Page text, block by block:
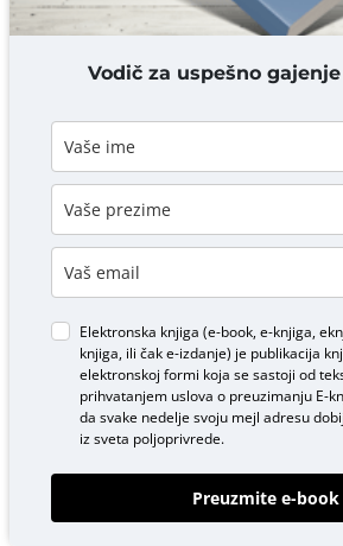
DODAJ
Vodič za uspešno
Elektronska knjiga (e-book, e-knjiga,
knjiga, ili čak e-izdanje) je publikacija
elektronskoj formi koja se sastoji od
prihvatanjem uslova o preuzimanju E-
da svake nedelje svoju mejl adresu
iz sveta poljoprivrede.
Preuzmite e-book